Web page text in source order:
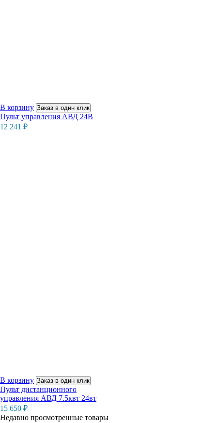
В корзину Заказ в один клик
Пульт управления АВД 24В
12 241 ₽
В корзину Заказ в один клик
Пульт дистанционного
управления АВД 7.5квт 24вт
15 650 ₽
Недавно просмотренные товары